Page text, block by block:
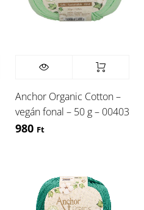
Anchor Organic Cotton –
vegán fonal – 50 g – 00403
980 Ft